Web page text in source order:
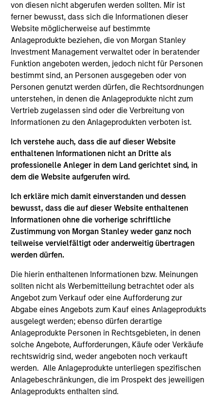
von diesen nicht abgerufen werden sollten. Mir ist
ferner bewusst, dass sich die Informationen dieser
Website möglicherweise auf bestimmte
Anlageprodukte beziehen, die von Morgan Stanley
Investment Management verwaltet oder in beratender
Funktion angeboten werden, jedoch nicht für Personen
bestimmt sind, an Personen ausgegeben oder von
Personen genutzt werden dürfen, die Rechtsordnungen
unterstehen, in denen die Anlageprodukte nicht zum
Vertrieb zugelassen sind oder die Verbreitung von
Informationen zu den Anlageprodukten verboten ist.
Ich verstehe auch, dass die auf dieser Website
enthaltenen Informationen nicht an Dritte als
professionelle Anleger in dem Land gerichtet sind, in
dem die Website aufgerufen wird.
Ich erkläre mich damit einverstanden und dessen
bewusst, dass die auf dieser Website enthaltenen
Informationen ohne die vorherige schriftliche
Zustimmung von Morgan Stanley weder ganz noch
teilweise vervielfältigt oder anderweitig übertragen
werden dürfen.
Die hierin enthaltenen Informationen bzw. Meinungen
sollten nicht als Werbemitteilung betrachtet oder als
Angebot zum Verkauf oder eine Aufforderung zur
Abgabe eines Angebots zum Kauf eines Anlageprodukts
ausgelegt werden; ebenso dürfen derartige
Anlageprodukte Personen in Rechtsgebieten, in denen
solche Angebote, Aufforderungen, Käufe oder Verkäufe
rechtswidrig sind, weder angeboten noch verkauft
werden. Alle Anlageprodukte unterliegen spezifischen
Anlagebeschränkungen, die im Prospekt des jeweiligen
Anlageprodukts enthalten sind.
Charlie is a managing director of Morgan Stanley
and a portfolio manager on the Eaton Vance
Core/Growth team. He is responsible for buy and
sell decisions, portfolio construction and risk
management for a number of Eaton Vance U.S. core
equity strategies. He is a member of the Eaton
Vance Equity Strategy Committee. He is also a vice
president and portfolio manager for Calvert
Research and Management. He joined Eaton Vance
in 2003. Morgan Stanley acquired Eaton Vance in
March 2021. Charlie began his career in the
joining Eaton Vance, he was a sector portfolio
manager with Brown Brothers Harriman and a
senior equity analyst with Morgan Stanley Dean
Witter. Charlie earned a B.A. from Bowdoin College
and an MBA from Fordham University Gabelli School
of Business.
Team Insights
ARTICLE